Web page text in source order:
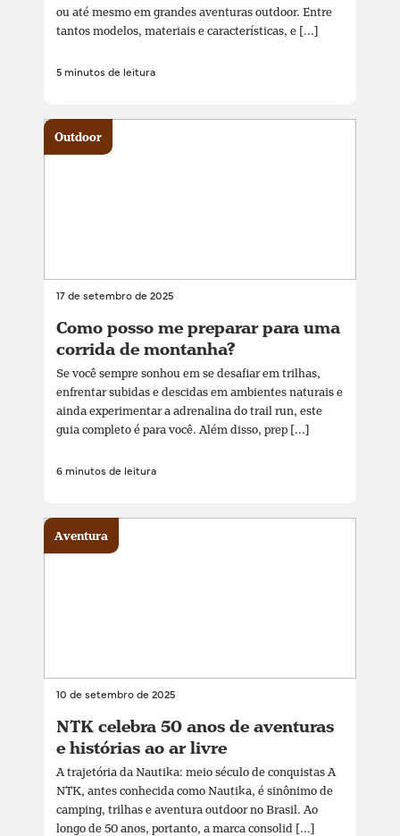
ou até mesmo em grandes aventuras outdoor. Entre
tantos modelos, materiais e características, e [...]
5 minutos de leitura
17 de setembro de 2025
Como posso me preparar para uma
corrida de montanha?
Se você sempre sonhou em se desafiar em trilhas,
enfrentar subidas e descidas em ambientes naturais e
ainda experimentar a adrenalina do trail run, este
guia completo é para você. Além disso, prep [...]
6 minutos de leitura
Outdoor
10 de setembro de 2025
NTK celebra 50 anos de aventuras
e histórias ao ar livre
A trajetória da Nautika: meio século de conquistas A
NTK, antes conhecida como Nautika, é sinônimo de
camping, trilhas e aventura outdoor no Brasil. Ao
longo de 50 anos, portanto, a marca consolid [...]
Aventura